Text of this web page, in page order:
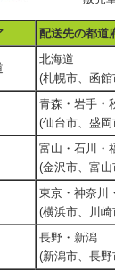
配送先の都道
北海道
(札幌市、函
青森・岩手・
(仙台市、盛
富山・石川・
(金沢市、富
東京・神奈川
(横浜市、川
長野・新潟
(新潟市、長